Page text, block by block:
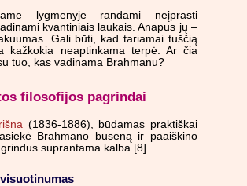
lygmenyje randami neįprasti
kvantiniais laukais. Anapus jų –
Gali būti, kad tariamai tuščią
kažkokia neaptinkama terpė. Ar čia
tuo, kas vadinama Brahmanu?
filosofijos pagrindai
(1836-1886), būdamas praktiškai
Brahmano būseną ir paaiškino
suprantama kalba [8].